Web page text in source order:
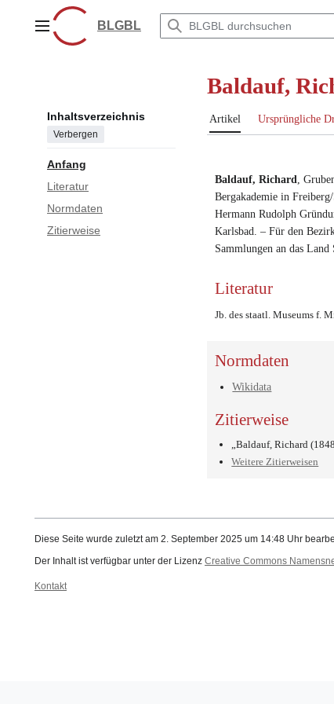
springenHauptmenüBLGBL
Inhaltsverzeichnis
Verbergen
Anfang
Literatur
Normdaten
Zitierweise
Baldauf,
Artikel Ursprüngliche
Baldauf, Richard,
Bergakademie in Freiberg/
Hermann Rudolph
Karlsbad. – Für den
Sammlungen an das
Literatur
Jb. des staatl. Museums f.
Normdaten
Wikidata
Zitierweise
„Baldauf, Richard
Weitere Zitierweisen
Diese Seite wurde zuletzt am 2. September 2025 um 14:48 Uhr
Der Inhalt ist verfügbar unter der Lizenz Creative Commons
Kontakt